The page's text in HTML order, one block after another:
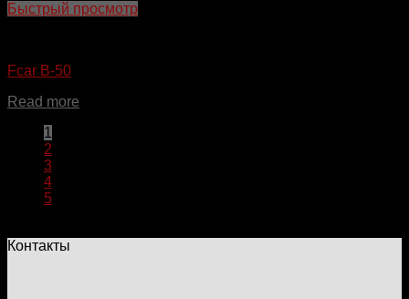
Быстрый просмотр
Fcar B-50
Read more
1
2
3
4
5
Контакты